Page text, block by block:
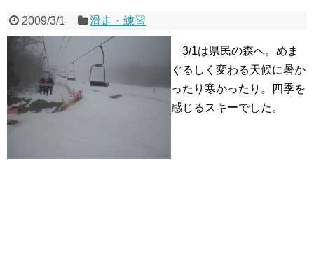
2009/3/1 滑走・練習
3/1は県民の森へ。めま
ぐるしく変わる天候に暑か
ったり寒かったり。四季を
感じるスキーでした。